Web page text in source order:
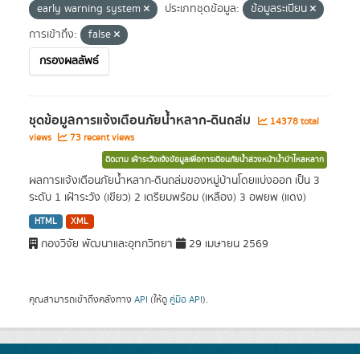
early warning system
ประเภทชุดข้อมูล:
ข้อมูลระเบียน
การเข้าถึง:
false
กรองผลลัพธ์
ชุดข้อมูลการแจ้งเตือนภัยน้ำหลาก-ดินถล่ม
14378 total
views
73 recent views
ติดตาม เฝ้าระวังแจ้งข้อมูลเพื่อการเตือนภัยน้ำล่วงหน้าน้ำป่าไหลหลาก
ผลการแจ้งเตือนภัยน้ำหลาก-ดินถล่มของหมู่บ้านโดยแบ่งออก เป็น 3
ระดับ 1 เฝ้าระวัง (เขียว) 2 เตรียมพร้อม (เหลือง) 3 อพยพ (แดง)
HTML XML
กองวิจัย พัฒนาและอุทกวิทยา 29 เมษายน 2569
คุณสามารถเข้าถึงคลังทาง API (ให้ดู คู่มือ API).